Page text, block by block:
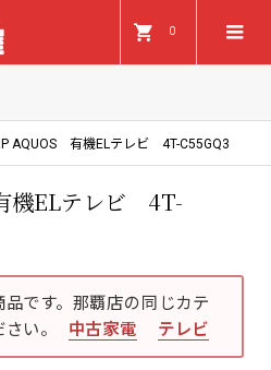
0
AQUOS 有機ELテレビ 4T-C55GQ3
機ELテレビ 4T-
品です。那覇店の同じカテ
い。
中古家電 テレビ